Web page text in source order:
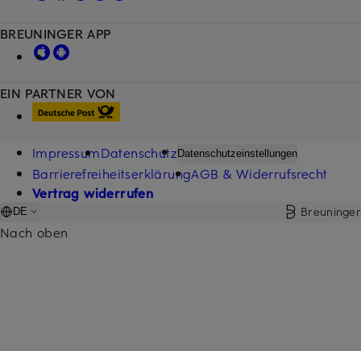
EIN PARTNER VON
BREUNINGER APP
ImpressumDatenschutz Datenschutzeinstellungen
BarrierefreiheitserklärungAGB & Widerrufsrecht
Vertrag widerrufen
DE Breuninger
Nach oben